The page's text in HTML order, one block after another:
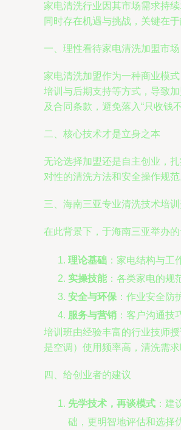
家电清洗行业因其市场需求持
同时存在机遇与挑战，关键在
一、理性看待家电清洗加盟市场
家电清洗加盟作为一种商业模
培训与后期支持等方式，导致
及合同条款，避免落入“只收钱
二、核心技术才是立身之本
无论选择加盟还是自主创业，
对性的清洗方法和安全操作规
三、海南三亚专业清洗技术培
在此背景下，于海南三亚举办
理论基础 ：家电结构与工
实操技能 ：各类家电的规
安全与环保 ：作业安全防
服务与营销 ：客户沟通技
培训班由经验丰富的行业技师
是空调）使用频率高，清洗需
四、给创业者的建议
先学技术，再谈模式 ：建
础，更明智地评估和选择